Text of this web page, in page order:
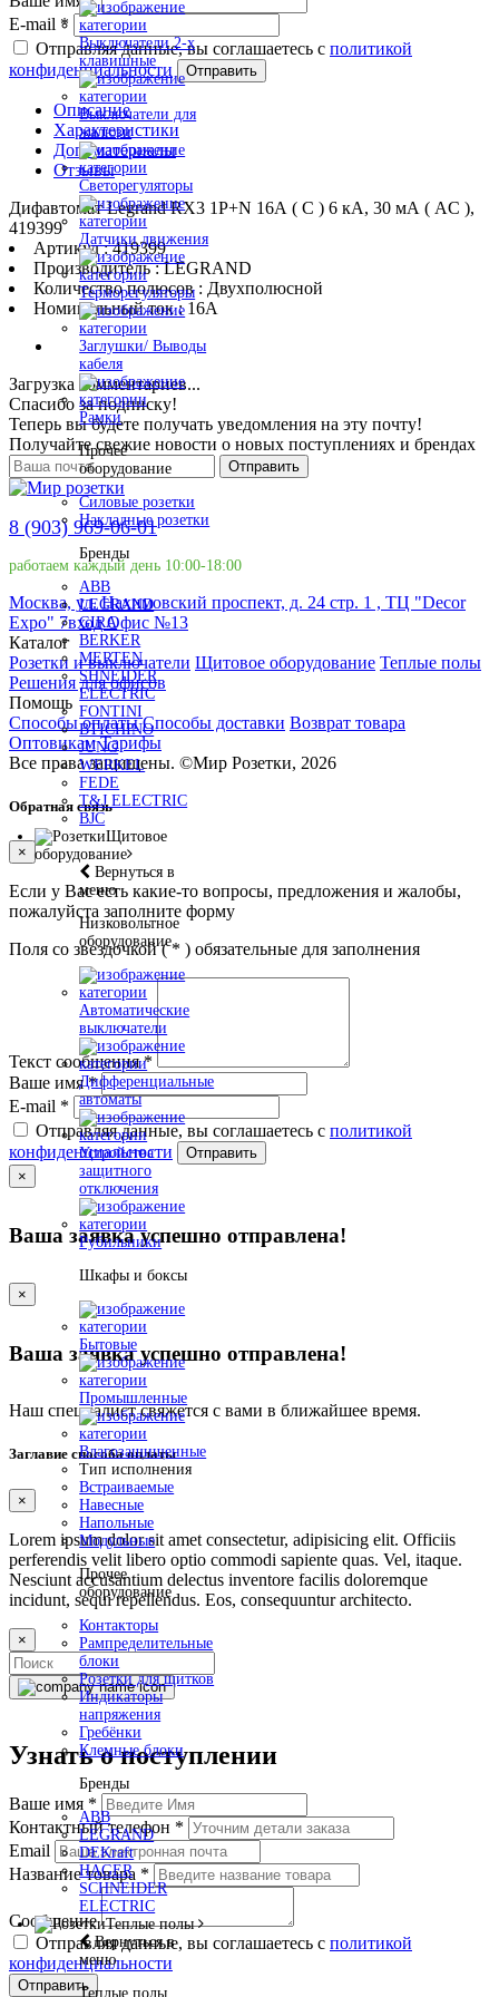
Выключатели 2-х
клавишные
Выключатели для
жалюзи
Светорегуляторы
Датчики движения
Терморегуляторы
Заглушки/ Выводы
кабеля
Рамки
Прочее
оборудование
Силовые розетки
Накладные розетки
Бренды
ABB
LEGRAND
GIRA
BERKER
MERTEN
SHNEIDER
ELECTRIC
FONTINI
BTICHINO
JUNG
WERKEL
FEDE
T&J ELECTRIC
BJC
Щитовое
оборудование
Вернуться в
меню
Низковольтное
оборудование
Автоматические
выключатели
Дифференциальные
автоматы
Устройства
защитного
отключения
Рубильники
Шкафы и боксы
Бытовые
Промышленные
Влагозащищенные
Тип исполнения
Встраиваемые
Навесные
Напольные
Модульные
Прочее
оборудование
Контакторы
Рампределительные
блоки
Розетки для щитков
Индикаторы
напряжения
Гребёнки
Клемные блоки
Бренды
ABB
LEGRAND
DEKraft
HAGER
SCHNEIDER
ELECTRIC
Теплые полы
Вернуться в
меню
Теплые полы
E-mail *
Отправляя данные, вы соглашаетесь с политикой
конфиденциальности
Отправить
Описание
Характеристики
Доп. материалы
Отзывы
Дифавтомат Legrand RX3 1P+N 16А ( C ) 6 кА, 30 мА ( AC ),
419399
Артикул : 419399
Производитель : LEGRAND
Количество полюсов : Двухполюсной
Номинальный ток : 16A
Загрузка комментариев...
Спасибо за подписку!
Теперь вы будете получать уведомления на эту почту!
Получайте свежие новости о новых поступлениях и брендах
Отправить
8 (903) 969-06-01
работаем каждый день 10:00-18:00
Москва, ул. Нахимовский проспект, д. 24 стр. 1 , ТЦ "Decor
Expo" 7вход Офис №13
Каталог
Розетки и выключатели Щитовое оборудование Теплые полы
Решения для офисов
Помощь
Способы оплаты Способы доставки Возврат товара
Оптовикам Тарифы
Все права защищены. ©Мир Розетки, 2026
Обратная связь
×
Если у Вас есть какие-то вопросы, предложения и жалобы,
пожалуйста заполните форму
Поля со звездочкой (* ) обязательные для заполнения
Текст сообщения*
Ваше имя*
E-mail *
Отправляя данные, вы соглашаетесь с политикой
конфиденциальности
Отправить
×
Ваша заявка успешно отправлена!
×
Ваша заявка успешно отправлена!
Наш специалист свяжется с вами в ближайшее время.
Заглавие способа оплаты
×
Lorem ipsum dolor sit amet consectetur, adipisicing elit. Officiis
perferendis velit libero optio commodi sapiente quas. Vel, itaque.
Nesciunt accusantium delectus inventore facilis doloremque
incidunt, sequi repellendus. Eos, consequuntur architecto.
×
Узнать о поступлении
Ваше имя *
Контактный телефон *
Email
Название товара *
Сообщение
Отправляя данные, вы соглашаетесь с политикой
конфиденциальности
Отправить